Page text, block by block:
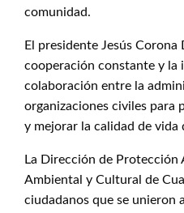
comunidad.
El presidente Jesús
cooperación constante y la
colaboración entre la
organizaciones civiles para
y mejorar la calidad de vida
La Dirección de Protección
Ambiental y Cultural de
ciudadanos que se unieron